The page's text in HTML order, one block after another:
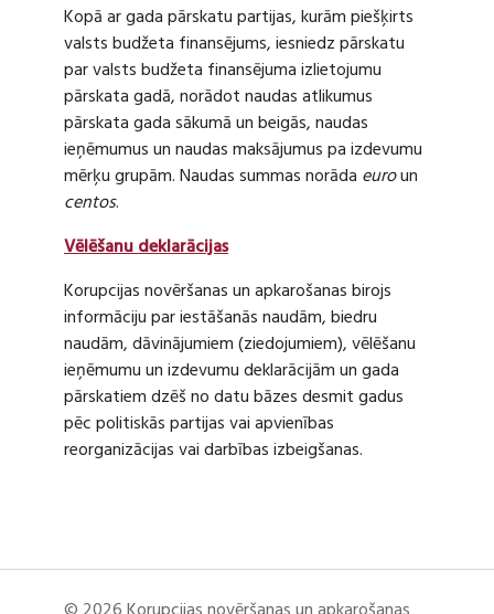
Kopā ar gada pārskatu partijas, kurām piešķirts
valsts budžeta finansējums, iesniedz pārskatu
par valsts budžeta finansējuma izlietojumu
pārskata gadā, norādot naudas atlikumus
pārskata gada sākumā un beigās, naudas
ieņēmumus un naudas maksājumus pa izdevumu
mērķu grupām. Naudas summas norāda euroun
centos.
Vēlēšanu deklarācijas
Korupcijas novēršanas un apkarošanas birojs
informāciju par iestāšanās naudām, biedru
naudām, dāvinājumiem (ziedojumiem), vēlēšanu
ieņēmumu un izdevumu deklarācijām un gada
pārskatiem dzēš no datu bāzes desmit gadus
pēc politiskās partijas vai apvienības
reorganizācijas vai darbības izbeigšanas.